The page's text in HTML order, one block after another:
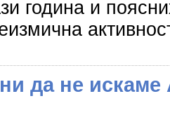
година и
да не искаме